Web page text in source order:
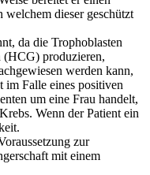
welchem dieser geschützt
da die Trophoblasten
(HCG) produzieren,
werden kann,
im Falle eines positiven
um eine Frau handelt,
Wenn der Patient ein
zur
mit einem